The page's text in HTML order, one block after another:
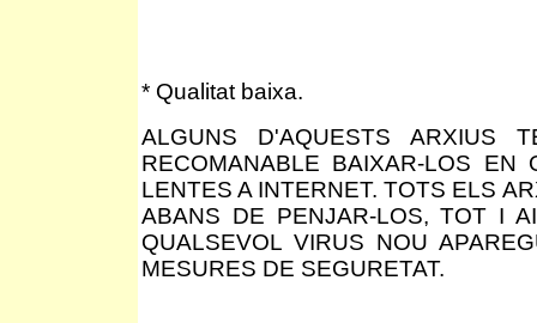
* Qualitat baixa.
ALGUNS D'AQUESTS ARXIUS
RECOMANABLE BAIXAR-LOS EN
LENTES A INTERNET. TOTS ELS
ABANS DE PENJAR-LOS, TOT I
QUALSEVOL VIRUS NOU
MESURES DE SEGURETAT.